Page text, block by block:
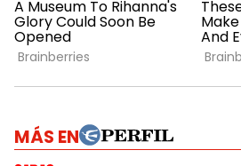
MÁS EN